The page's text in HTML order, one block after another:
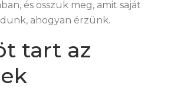
és osszuk meg, amit saját
ahogyan érzünk.
tart az